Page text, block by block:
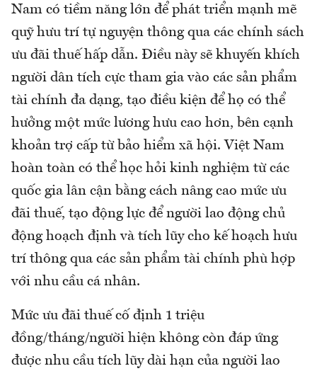
Nam có tiềm năng lớn để phát triển mạnh mẽ
quỹ hưu trí tự nguyện thông qua các chính sách
ưu đãi thuế hấp dẫn. Điều này sẽ khuyến khích
người dân tích cực tham gia vào các sản phẩm
tài chính đa dạng, tạo điều kiện để họ có thể
hưởng một mức lương hưu cao hơn, bên cạnh
khoản trợ cấp từ bảo hiểm xã hội. Việt Nam
hoàn toàn có thể học hỏi kinh nghiệm từ các
quốc gia lân cận bằng cách nâng cao mức ưu
đãi thuế, tạo động lực để người lao động chủ
động hoạch định và tích lũy cho kế hoạch hưu
trí thông qua các sản phẩm tài chính phù hợp
với nhu cầu cá nhân.
Mức ưu đãi thuế cố định 1 triệu
đồng/tháng/người hiện không còn đáp ứng
được nhu cầu tích lũy dài hạn của người lao